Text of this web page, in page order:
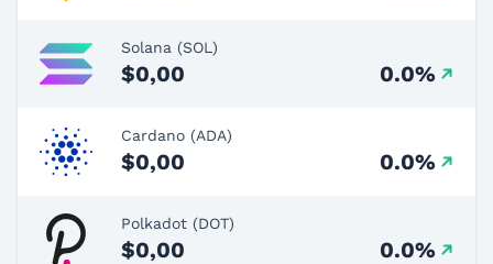
Solana (SOL)
$0,00 0.0%
Cardano (ADA)
$0,00 0.0%
Polkadot (DOT)
$0,00 0.0%